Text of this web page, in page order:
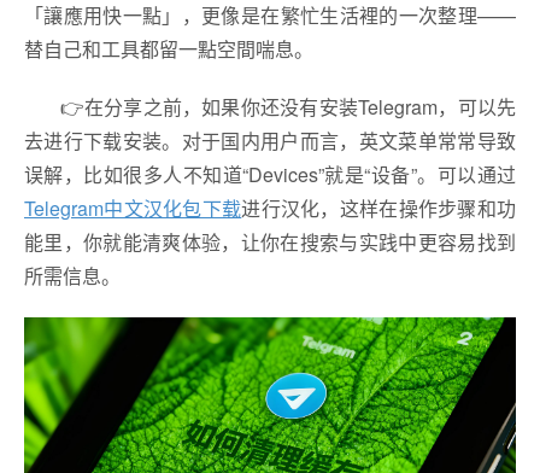
「讓應用快一點」，更像是在繁忙生活裡的一次整理——
替自己和工具都留一點空間喘息。
👉在分享之前，如果你还没有安装Telegram，可以先
去进行下载安装。对于国内用户而言，英文菜单常常导致
误解，比如很多人不知道“Devices”就是“设备”。可以通过
Telegram中文汉化包下载进行汉化，这样在操作步骤和功
能里，你就能清爽体验，让你在搜索与实践中更容易找到
所需信息。